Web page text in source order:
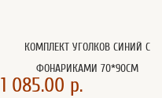
КОМПЛЕКТ УГОЛКОВ СИНИЙ С
ФОНАРИКАМИ 70*90СМ
1 085.00 р.